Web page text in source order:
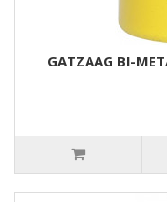
GATZAAG BI-